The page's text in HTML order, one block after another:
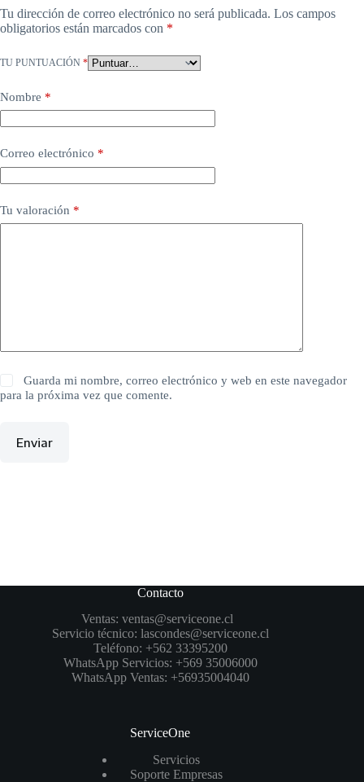
Tu dirección de correo electrónico no será publicada. Los campos
obligatorios están marcados con *
TU PUNTUACIÓN *
Nombre *
Correo electrónico *
Tu valoración *
Guarda mi nombre, correo electrónico y web en este navegador
para la próxima vez que comente.
Enviar
Contacto
Ventas: ventas@serviceone.cl
Servicio técnico: lascondes@serviceone.cl
Teléfono: +562 33395200
WhatsApp Servicios: +569 35006000
WhatsApp Ventas: +56935004040
ServiceOne
Servicios
Soporte Empresas